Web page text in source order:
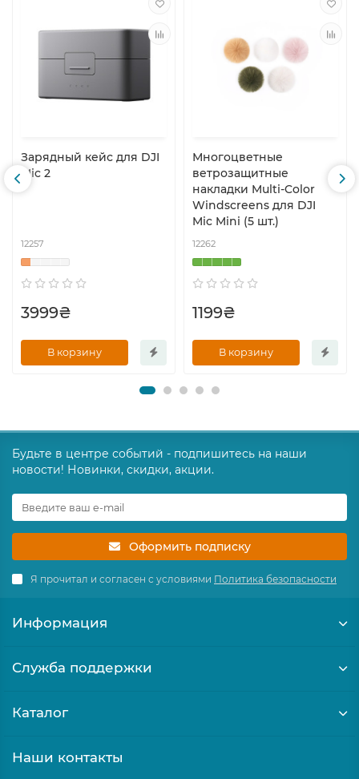
Зарядный кейс для DJI
Mic 2
12257
3999₴
В корзину
Многоцветные
ветрозащитные
накладки Multi-Color
Windscreens для DJI
Mic Mini (5 шт.)
12262
1199₴
В корзину
Будьте в центре событий - подпишитесь на наши
новости! Новинки, скидки, акции.
Оформить подписку
Я прочитал и согласен с условиями Политика безопасности
Информация
Служба поддержки
Каталог
Наши контакты